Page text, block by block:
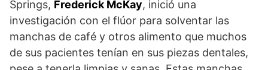
Springs, Frederick McKay, inició una
investigación con el flúor para solventar las
manchas de café y otros alimento que muchos
de sus pacientes tenían en sus piezas dentales,